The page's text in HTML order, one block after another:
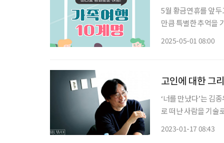
5월 황금연휴를 앞
만큼 특별한 추억을
2025-05-01 08:00
고인에 대한 그
‘너를 만났다’는 김
로 떠난 사람을 기술
2023-01-17 08:43